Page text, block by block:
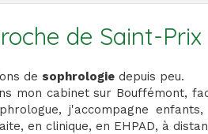
de Saint-Prix
de sophrologie depuis peu.
mon cabinet sur Bouffémont,
j'accompagne
en clinique, en EHPAD, à